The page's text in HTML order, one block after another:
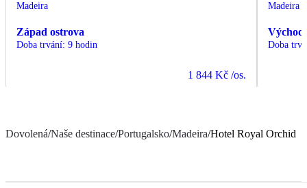
Madeira
Západ ostrova
Doba trvání: 9 hodin
1 844 Kč /os.
Madeira
Východ
Doba
Dovolená/Naše destinace/Portugalsko/Madeira/Hotel Royal Orchid